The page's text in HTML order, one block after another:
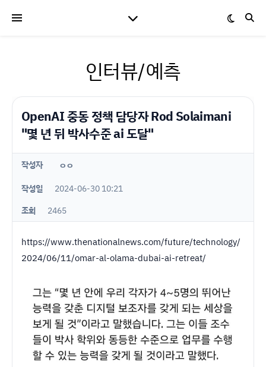
인터뷰/예측
OpenAI 중동 정책 담당자 Rod Solaimani
"몇 년 뒤 박사수준 ai 도달"
작성자 ㅇㅇ
작성일
2024-06-30 10:21
조회
2465
https://www.thenationalnews.com/future/technology/
2024/06/11/omar-al-olama-dubai-ai-retreat/